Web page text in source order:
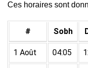
Ces horaires sont
# Sobh
1 Août 04:05